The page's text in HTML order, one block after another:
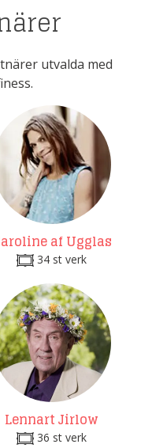
utvalda med
af Ugglas
34 st verk
Lennart Jirlow
36 st verk